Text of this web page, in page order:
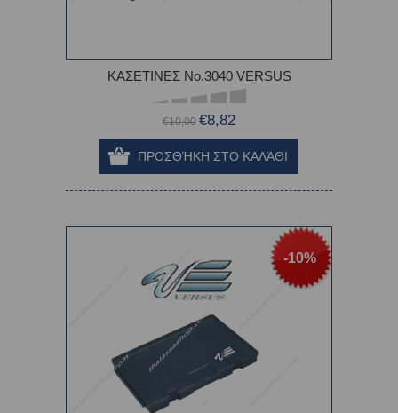
ΚΑΣΕΤΙΝΕΣ Νο.3040 VERSUS
€10,00 €8,82
-10%